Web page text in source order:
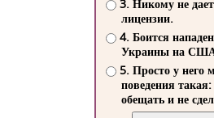
3. Никому не
лицензии.
4. Боится
Украины на
5. Просто у него
поведения такая:
обещать и не